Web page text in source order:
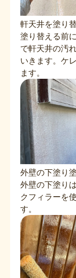
軒天井を塗り
塗り替える前
で軒天井の汚
いきます。ケ
ます。
外壁の下塗り
外壁の下塗り
クフィラーを
す。